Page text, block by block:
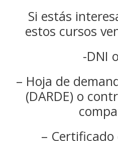
Si estás
estos cursos
-DNI
– Hoja de
(DARDE) o
–